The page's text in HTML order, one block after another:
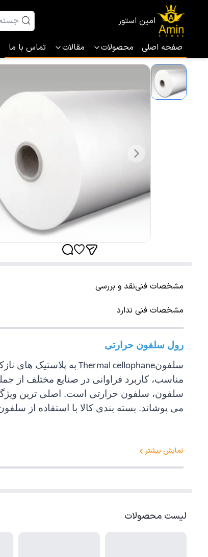
امین استور
صفحه اصلی محصولات مقالات تماس با ما
مشخصات فنینقد و بررسی
مشخصات فنی ندارد
رول سلفون حرارتی
سلفونThermal cellophane به پلاستیک های
مناسب، کاربرد فراوانی در صنایع مختلف از
سلفون، سلفون حرارتی است. اصلی ترین
می پوشاند. بسته بندی کالا با استفاده از
نمایش بیشتر
لیست محصولات